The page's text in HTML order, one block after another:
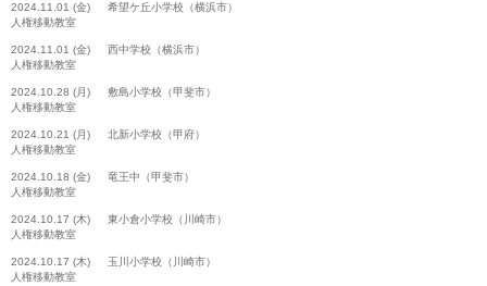
2024.11.01 (金) 希望ケ丘小学校（横浜市）
人権移動教室
2024.11.01 (金) 西中学校（横浜市）
人権移動教室
2024.10.28 (月) 敷島小学校（甲斐市）
人権移動教室
2024.10.21 (月) 北新小学校（甲府）
人権移動教室
2024.10.18 (金) 竜王中（甲斐市）
人権移動教室
2024.10.17 (木) 東小倉小学校（川崎市）
人権移動教室
2024.10.17 (木) 玉川小学校（川崎市）
人権移動教室